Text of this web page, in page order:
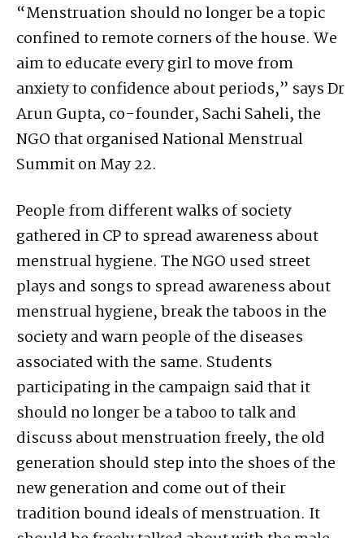
“Menstruation should no longer be a topic
confined to remote corners of the house. We
aim to educate every girl to move from
anxiety to confidence about periods,” says Dr
Arun Gupta, co-founder, Sachi Saheli, the
NGO that organised National Menstrual
Summit on May 22.
People from different walks of society
gathered in CP to spread awareness about
menstrual hygiene. The NGO used street
plays and songs to spread awareness about
menstrual hygiene, break the taboos in the
society and warn people of the diseases
associated with the same. Students
participating in the campaign said that it
should no longer be a taboo to talk and
discuss about menstruation freely, the old
generation should step into the shoes of the
new generation and come out of their
tradition bound ideals of menstruation. It